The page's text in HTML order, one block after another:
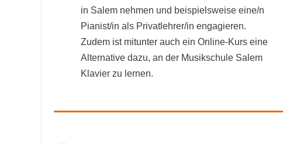
in Salem nehmen und beispielsweise eine/n
Pianist/in als Privatlehrer/in engagieren.
Zudem ist mitunter auch ein Online-Kurs eine
Alternative dazu, an der Musikschule Salem
Klavier zu lernen.